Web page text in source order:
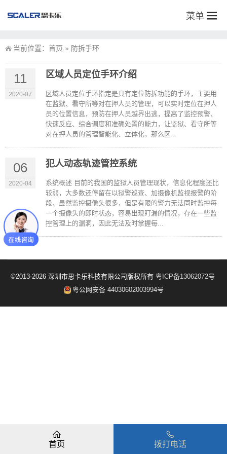
菜单
当前位置： 首页 » 防拆手环
11
2020-07
区域人员定位手环介绍
区域人员定位手环指定是具有定位防拆功能的手环，主要用
在监狱、看守所等对在押人员的管理，可以实时定位在押人
员的位置信息，预防在押人员越界出逃，提高了监控预警、
快速反应、综合调度和准确处置的能力，让监狱、看守所等
对在押人员的管理智能化、立体化，那么区...
06
2020-04
犯人动态轨迹管控系统
系统概述 目前的我国的监狱人员管理现状，信息化程度还比
较弱，大多数还停留在以狱警巡查、加摄像机监视报警的阶
段，虽然监控摄像头很多，但是有限的警力无法同时监控每
一个摄像头的即时状态，容易出现盯漏的情况，存在一些监
控管理上的漏洞，因此无法及时掌握每...
©2013-2026 深圳市思卡乐科技有限公司版权所有 粤ICP备13062072号
粤公网安备 44030602003994号
首页 拨打电话